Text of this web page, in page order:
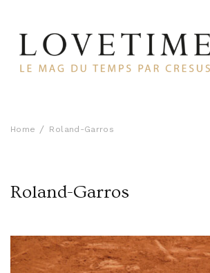
Home Roland-Garros
Roland-Garros